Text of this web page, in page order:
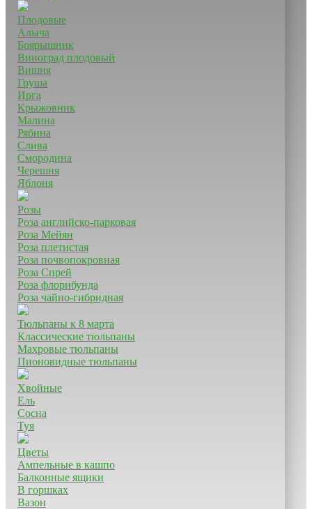
Плодовые
Алыча
Боярышник
Виноград плодовый
Вишня
Груша
Ирга
Крыжовник
Малина
Рябина
Слива
Смородина
Черешня
Яблоня
Розы
Роза английско-парковая
Роза Мейян
Роза плетистая
Роза почвопокровная
Роза Спрей
Роза флорибунда
Роза чайно-гибридная
Тюльпаны к 8 марта
Классические тюльпаны
Махровые тюльпаны
Пионовидные тюльпаны
Хвойные
Ель
Сосна
Туя
Цветы
Ампельные в кашпо
Балконные ящики
В горшках
Вазон